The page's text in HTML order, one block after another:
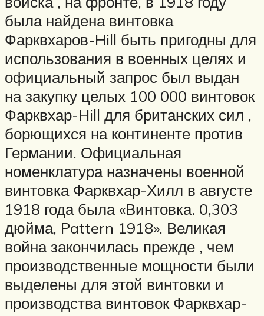
была найдена винтовка
Фарквхаров-Hill быть пригодны для
использования в военных целях и
официальный запрос был выдан
на закупку целых 100 000 винтовок
Фарквхар-Hill для британских сил ,
борющихся на континенте против
Германии. Официальная
номенклатура назначены военной
винтовка Фарквхар-Хилл в августе
1918 года была «Винтовка. 0,303
дюйма, Pattern 1918». Великая
война закончилась прежде , чем
производственные мощности были
выделены для этой винтовки и
производства винтовок Фарквхар-